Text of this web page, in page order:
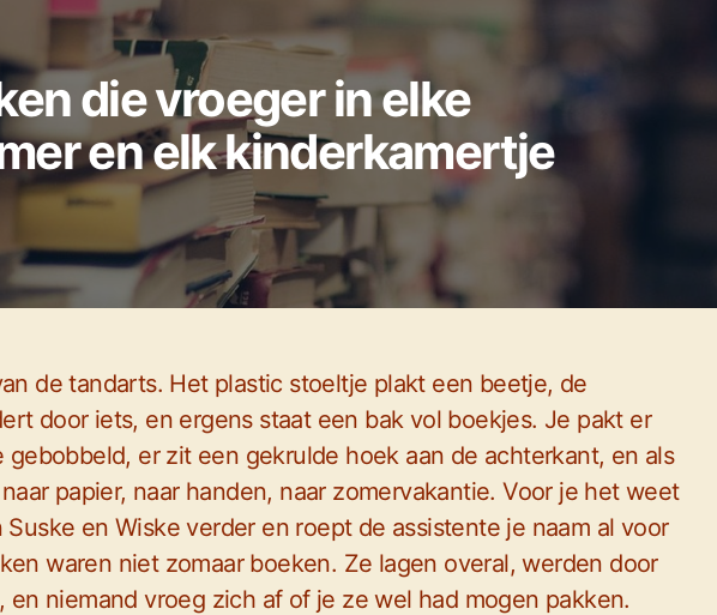
die vroeger in elke
en elk kinderkamertje
de tandarts. Het plastic stoeltje plakt een beetje, de
door iets, en ergens staat een bak vol boekjes. Je pakt er
er zit een gekrulde hoek aan de achterkant, en als
papier, naar handen, naar zomervakantie. Voor je het weet
en Wiske verder en roept de assistente je naam al voor
waren niet zomaar boeken. Ze lagen overal, werden door
niemand vroeg zich af of je ze wel had mogen pakken.